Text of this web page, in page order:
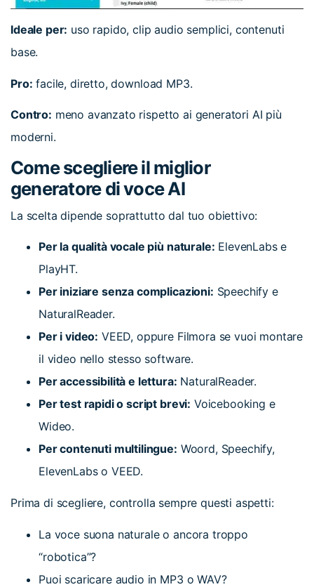
Ideale per: uso rapido, clip audio semplici, contenuti
base.
Pro: facile, diretto, download MP3.
Contro: meno avanzato rispetto ai generatori AI più
moderni.
Come scegliere il miglior
generatore di voce AI
La scelta dipende soprattutto dal tuo obiettivo:
Per la qualità vocale più naturale: ElevenLabs e
PlayHT.
Per iniziare senza complicazioni: Speechify e
NaturalReader.
Per i video: VEED, oppure Filmora se vuoi montare
il video nello stesso software.
Per accessibilità e lettura: NaturalReader.
Per test rapidi o script brevi: Voicebooking e
Wideo.
Per contenuti multilingue: Woord, Speechify,
ElevenLabs o VEED.
Prima di scegliere, controlla sempre questi aspetti:
La voce suona naturale o ancora troppo
“robotica”?
Puoi scaricare audio in MP3 o WAV?